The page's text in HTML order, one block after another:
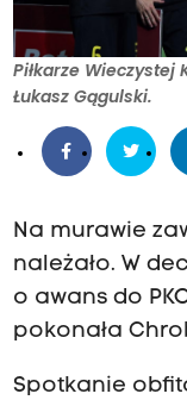
Piłkarze Wieczystej
Łukasz Gągulski.
Na murawie
należało. W
o awans do
pokonała
Spotkanie